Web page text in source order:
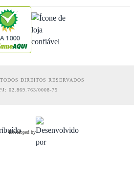
1000
DIREITOS RESERVADOS
02.869.763/0008-75
Developed by